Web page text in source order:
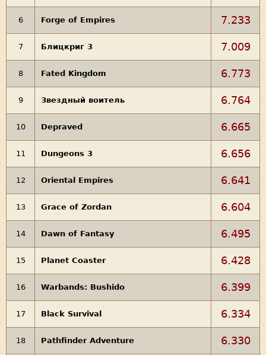
6 Forge of Empires 7.233
7 Блицкриг 3 7.009
8 Fated Kingdom 6.773
9 Звездный воитель 6.764
10 Depraved 6.665
11 Dungeons 3 6.656
12 Oriental Empires 6.641
13 Grace of Zordan 6.604
14 Dawn of Fantasy 6.495
15 Planet Coaster 6.428
16 Warbands: Bushido 6.399
17 Black Survival 6.334
18 Pathfinder Adventure 6.330